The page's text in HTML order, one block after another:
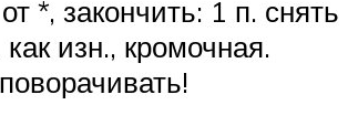
*, закончить: 1 п. снять
изн., кромочная.